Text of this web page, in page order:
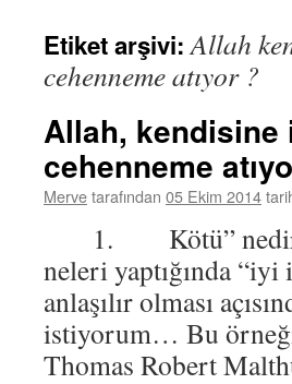
Etiket arşivi:Allah
cehenneme atıyor ?
Allah, kendisine
cehenneme
Mervetarafından 05 Ekim 2014
1. Kötü” nedir?
neleri yaptığında
anlaşılır olması
istiyorum… Bu
Thomas Robert